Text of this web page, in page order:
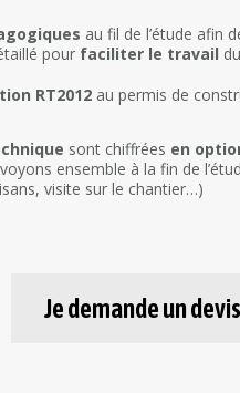
au fil de l’étude afin
pour faciliter le travail
RT2012 au permis de
sont chiffrées en
ensemble à la fin de
visite sur le chantier…)
Je demande un devis